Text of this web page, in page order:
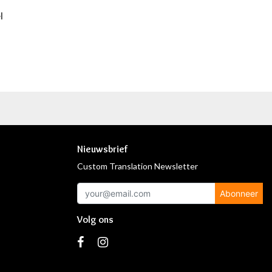
Nieuwsbrief
Custom Translation Newsletter
Abonneer
Volg ons